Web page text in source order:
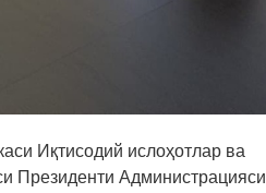
Иқтисодий ислоҳотлар ва
Президенти Администрацияси